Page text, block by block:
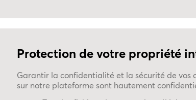
Protection de votre propriété
Garantir la confidentialité et la sécurité de vos
sur notre plateforme sont hautement